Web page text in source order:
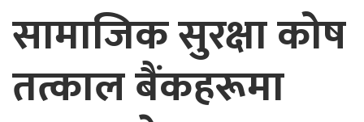
सामाजिक सुरक्षा कोष
तत्काल बैंकहरूमा